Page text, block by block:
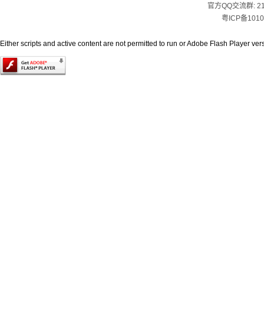
官方QQ交流群:
粤ICP备
Either scripts and active content are not permitted to run or Adobe Flash Player